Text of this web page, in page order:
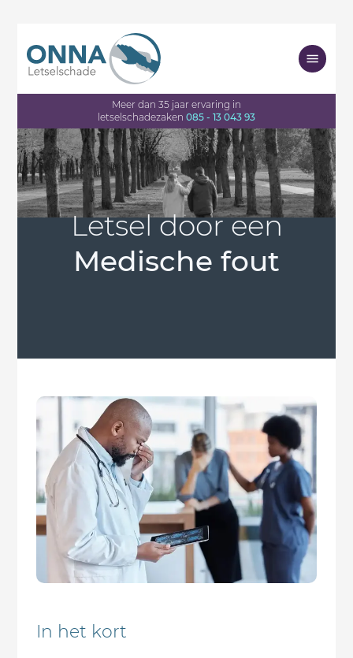
Meer dan 35 jaar ervaring in
letselschadezaken 085 - 13 043 93
Letsel door een
Medische fout
In het kort